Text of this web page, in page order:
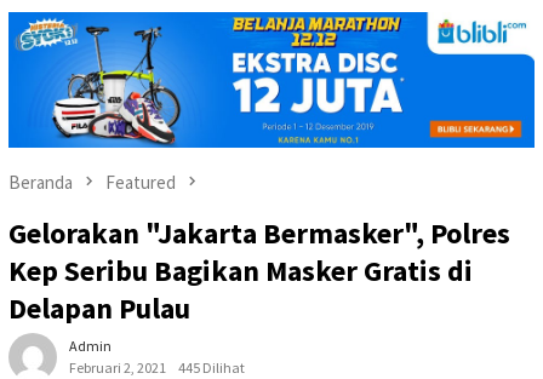
Beranda Featured
Gelorakan "Jakarta Bermasker", Polres
Kep Seribu Bagikan Masker Gratis di
Delapan Pulau
Admin
Februari 2, 2021
445 Dilihat